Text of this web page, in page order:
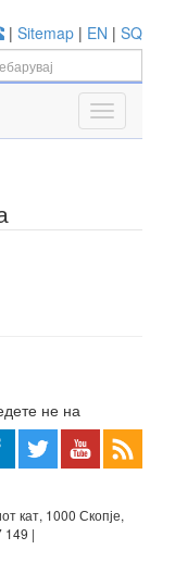
| Sitemap | EN | SQ
не на
кат, 1000 Скопје,
149 |